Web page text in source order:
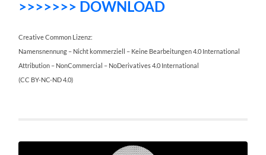
>>>>>>> DOWNLOAD
Creative Common Lizenz:
Namensnennung – Nicht kommerziell – Keine Bearbeitungen 4.0 International
Attribution – NonCommercial – NoDerivatives 4.0 International
(CC BY-NC-ND 4.0)